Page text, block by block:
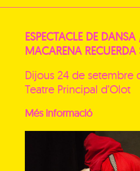
ESPECTACLE DE DANSA
MACARENA RECUERDA
Dijous 24 de setembre
Teatre Principal d’Olot
Més informació